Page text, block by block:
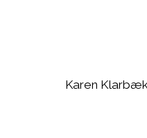
Karen